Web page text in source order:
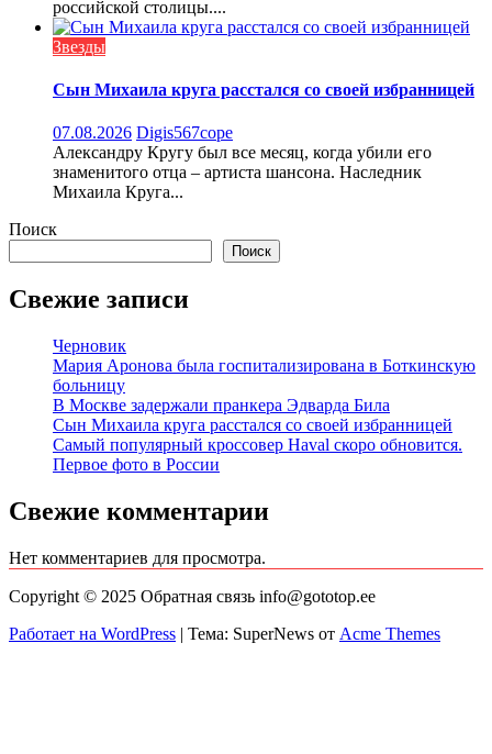
российской столицы....
Звезды
Сын Михаила круга расстался со своей избранницей
07.08.2026 Digis567cope
Александру Кругу был все месяц, когда убили его
знаменитого отца – артиста шансона. Наследник
Михаила Круга...
Поиск
Поиск
Свежие записи
Черновик
Мария Аронова была госпитализирована в Боткинскую
больницу
В Москве задержали пранкера Эдварда Била
Сын Михаила круга расстался со своей избранницей
Самый популярный кроссовер Haval скоро обновится.
Первое фото в России
Свежие комментарии
Нет комментариев для просмотра.
Copyright © 2025 Обратная связь info@gototop.ee
Работает на WordPress | Тема: SuperNews от Acme Themes